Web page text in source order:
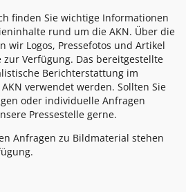
finden Sie wichtige Informationen
rund um die AKN. Über die
wir Logos, Pressefotos und Artikel
Verfügung. Das bereitgestellte
Berichterstattung im
verwendet werden. Sollten Sie
oder individuelle Anfragen
Pressestelle gerne.
Anfragen zu Bildmaterial stehen